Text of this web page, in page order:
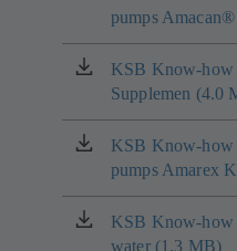
开）
页
打
开）
pumps
新
标
签
页
打
开）
KSB Know-how
Supplemen (4.0
（在
新
标
签
页
打
开）
KSB Know-how
pumps Amarex
（在
新
标
签
页
KSB Know-how
water (1.3 MB)
（在
新